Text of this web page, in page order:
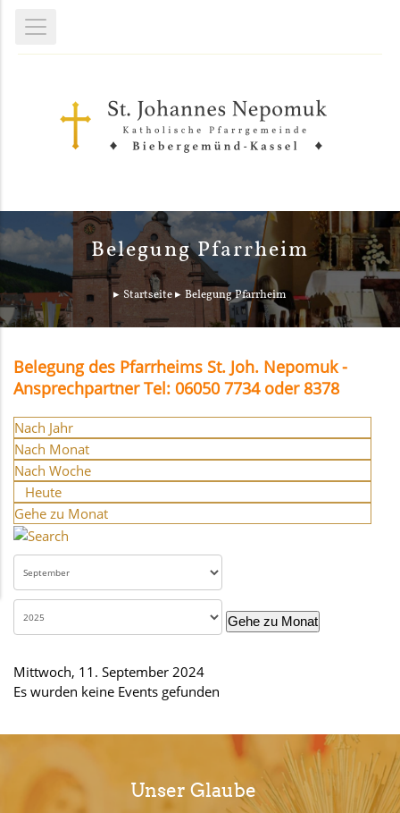
Belegung Pfarrheim
Startseite Belegung Pfarrheim
Belegung des Pfarrheims St. Joh. Nepomuk -
Ansprechpartner Tel: 06050 7734 oder 8378
Nach Jahr
Nach Monat
Nach Woche
Heute
Gehe zu Monat
Gehe zu Monat
Mittwoch, 11. September 2024
Es wurden keine Events gefunden
Unser Glaube